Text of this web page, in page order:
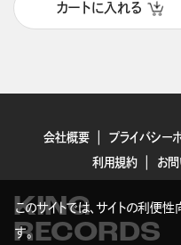
カートに入れる
会社概要 プライバシー
利用規約
お
KING
RECORDS
このサイトでは、サイトの利便
す。